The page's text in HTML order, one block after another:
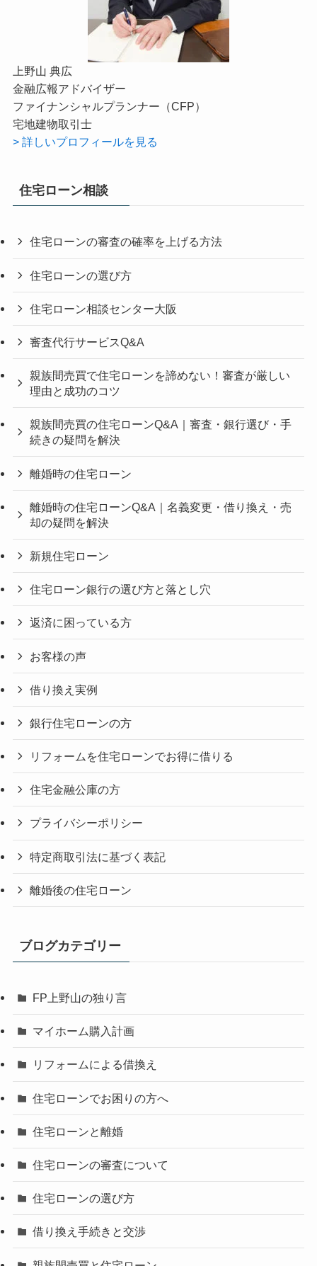
上野山 典広
金融広報アドバイザー
ファイナンシャルプランナー（CFP）
宅地建物取引士
> 詳しいプロフィールを見る
住宅ローン相談
住宅ローンの審査の確率を上げる方法
住宅ローンの選び方
住宅ローン相談センター大阪
審査代行サービスQ&A
親族間売買で住宅ローンを諦めない！審査が厳しい
理由と成功のコツ
親族間売買の住宅ローンQ&A｜審査・銀行選び・手
続きの疑問を解決
離婚時の住宅ローン
離婚時の住宅ローンQ&A｜名義変更・借り換え・売
却の疑問を解決
新規住宅ローン
住宅ローン銀行の選び方と落とし穴
返済に困っている方
お客様の声
借り換え実例
銀行住宅ローンの方
リフォームを住宅ローンでお得に借りる
住宅金融公庫の方
プライバシーポリシー
特定商取引法に基づく表記
離婚後の住宅ローン
ブログカテゴリー
FP上野山の独り言
マイホーム購入計画
リフォームによる借換え
住宅ローンでお困りの方へ
住宅ローンと離婚
住宅ローンの審査について
住宅ローンの選び方
借り換え手続きと交渉